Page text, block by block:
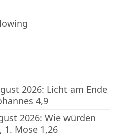
2026: Licht am Ende
4,9
2026: Wie würden
1. Mose 1,26